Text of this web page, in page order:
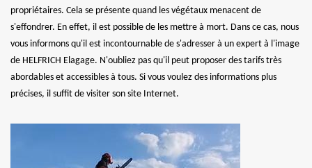
propriétaires. Cela se présente quand les végétaux menacent de
s'effondrer. En effet, il est possible de les mettre à mort. Dans ce cas, nous
vous informons qu'il est incontournable de s'adresser à un expert à l'image
de HELFRICH Elagage. N'oubliez pas qu'il peut proposer des tarifs très
abordables et accessibles à tous. Si vous voulez des informations plus
précises, il suffit de visiter son site Internet.